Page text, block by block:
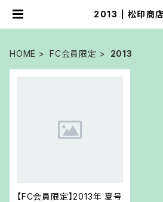
2013 | 松印商
HOME FC会員限定 2013
【FC会員限定】2013年 夏号